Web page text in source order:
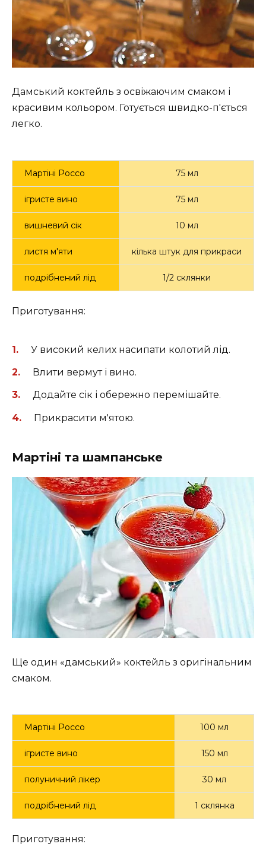
c
r
e
e
Дамський коктейль з освіжаючим смаком і
красивим кольором. Готується швидко-п'ється
легко.
Мартіні Россо 75 мл
ігристе вино 75 мл
вишневий сік 10 мл
листя м'яти кілька штук для прикраси
подрібнений лід 1/2 склянки
Приготування:
У високий келих насипати колотий лід.
Влити вермут і вино.
Додайте сік і обережно перемішайте.
Прикрасити м'ятою.
Мартіні та шампанське
Ще один «дамський» коктейль з оригінальним
смаком.
Мартіні Россо 100 мл
ігристе вино 150 мл
полуничний лікер 30 мл
подрібнений лід 1 склянка
Приготування: